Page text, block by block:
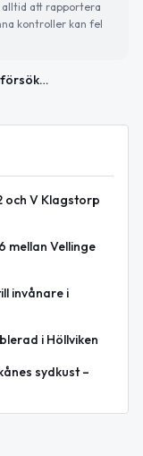
alltid att rapportera
kontroller kan fel
Varning för bedrägeriförsök i Vellinge kommun
och V Klagstorp
mellan Vellinge
invånare i
i Höllviken
sydkust –